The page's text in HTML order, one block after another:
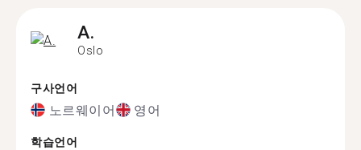
A.
Oslo
구사언어
노르웨이어 영어
학습언어